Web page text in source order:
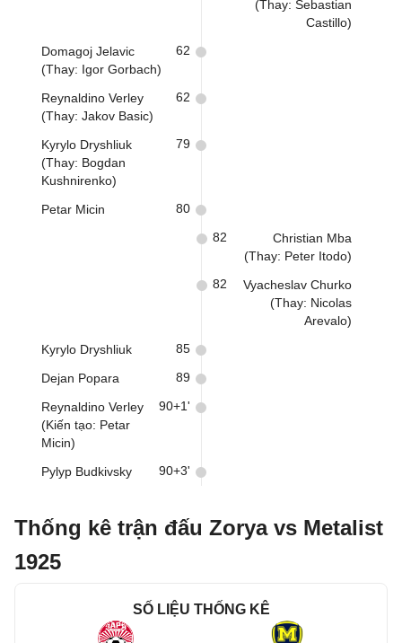
(Thay: Sebastian
Castillo)
Domagoj Jelavic
(Thay: Igor Gorbach)
62
Reynaldino Verley
(Thay: Jakov Basic)
62
Kyrylo Dryshliuk
(Thay: Bogdan
Kushnirenko)
79
Petar Micin 80
Christian Mba
(Thay: Peter Itodo)
82
Vyacheslav Churko
(Thay: Nicolas
Arevalo)
82
Kyrylo Dryshliuk 85
Dejan Popara 89
Reynaldino Verley
(Kiến tạo: Petar
Micin)
90+1'
Pylyp Budkivsky 90+3'
Thống kê trận đấu Zorya vs Metalist
1925
SỐ LIỆU THỐNG KÊ